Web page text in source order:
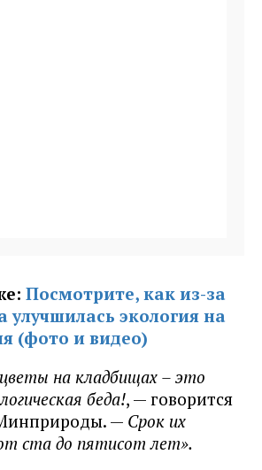
Посмотрите, как из-за
улучшилась экология на
(фото и видео)
на кладбищах – это
беда!, — говорится
— Срок их
ста до пятисот лет».